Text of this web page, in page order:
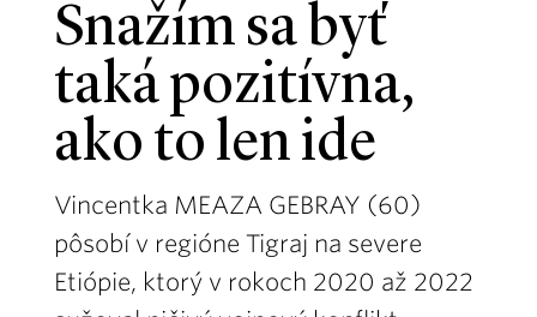
Snažím sa byť
taká pozitívna,
ako to len ide
Vincentka MEAZA GEBRAY (60)
pôsobí v regióne Tigraj na severe
Etiópie, ktorý v rokoch 2020 až 2022